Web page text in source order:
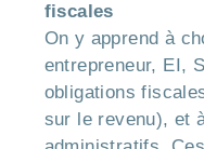
fiscales
On y apprend à
entrepreneur, EI,
obligations
sur le revenu), et